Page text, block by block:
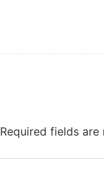
Required fields are